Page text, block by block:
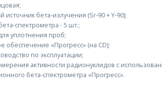
источник бета-излучения (Sr-90 + Y-90);
спектрометра - 5 шт.;
уплотнения проб;
обеспечение «Прогресс» (на CD);
по эксплуатации;
активности радионуклидов с
бета-спектрометра «Прогресс».